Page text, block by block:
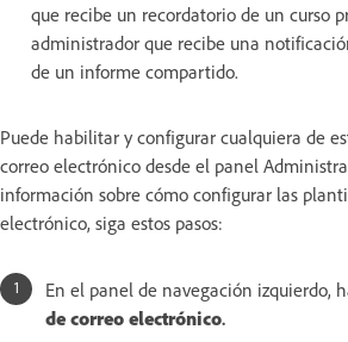
que recibe un recordatorio de un curso
administrador que recibe una
de un informe compartido.
Puede habilitar y configurar cualquiera de
correo electrónico desde el panel
información sobre cómo configurar las
electrónico, siga estos pasos:
En el panel de navegación izquierdo,
de correo electrónico.